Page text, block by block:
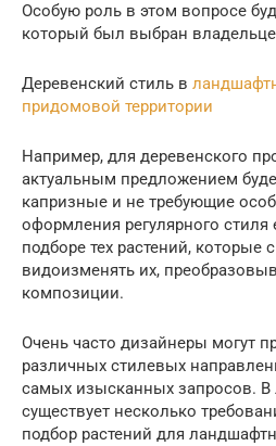
Особую роль в этом вопросе
который был выбран
Деревенский стиль в
придомовой территории
Например, для деревенского
актуальным предложением
капризные и не требующие
оформления регулярного стиля
подборе тех растений, которые
видоизменять их,
композиции.
Очень часто дизайнеры могут
различных стилевых
самых изысканных запросов. В
существует несколько
подбор растений для